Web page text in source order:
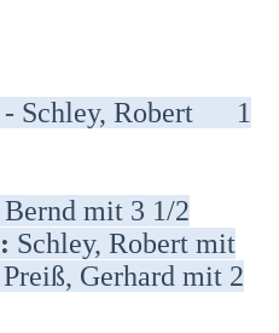
- Schley, Robert 1
Bernd mit 3 1/2
Schley, Robert mit
Preiß, Gerhard mit 2